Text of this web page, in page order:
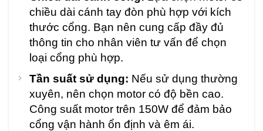
chiều dài cánh tay đòn phù hợp với kích
thước cổng. Bạn nên cung cấp đầy đủ
thông tin cho nhân viên tư vấn để chọn
loại cổng phù hợp.
Tần suất sử dụng: Nếu sử dụng thường
xuyên, nên chọn motor có độ bền cao.
Công suất motor trên 150W để đảm bảo
cổng vận hành ổn định và êm ái.